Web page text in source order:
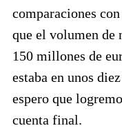
comparaciones
que el volumen de
150 millones de
estaba en unos
espero que
cuenta final.